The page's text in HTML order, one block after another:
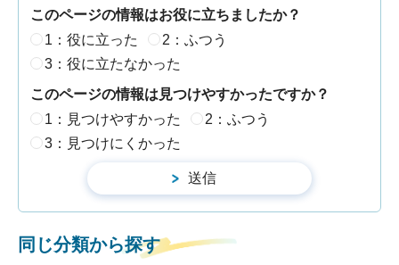
このページの情報はお役に立ちましたか？
1：役に立った
2：ふつう
3：役に立たなかった
このページの情報は見つけやすかったですか？
1：見つけやすかった
2：ふつう
3：見つけにくかった
同じ分類から探す